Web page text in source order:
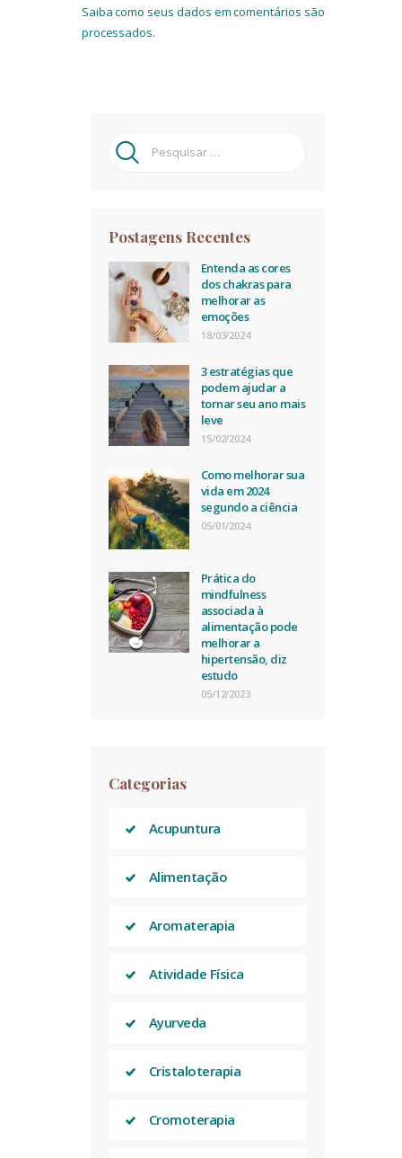
Saiba como seus dados em comentários são
processados.
Pesquisar
por:
Postagens Recentes
Entenda as cores
dos chakras para
melhorar as
emoções
18/03/2024
3 estratégias que
podem ajudar a
tornar seu ano mais
leve
15/02/2024
Como melhorar sua
vida em 2024
segundo a ciência
05/01/2024
Prática do
mindfulness
associada à
alimentação pode
melhorar a
hipertensão, diz
estudo
05/12/2023
Categorias
Acupuntura
Alimentação
Aromaterapia
Atividade Física
Ayurveda
Cristaloterapia
Cromoterapia